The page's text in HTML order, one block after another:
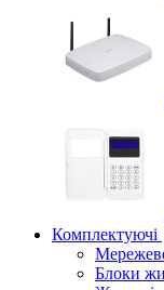
Комплектуючі
Блоки